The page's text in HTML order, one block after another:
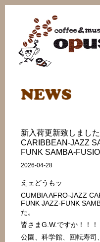
新入荷更新致しまし
CARIBBEAN-JAZZ
FUNK SAMBA-
2026-04-28
えェどうもッ
CUMBIA AFRO-JAZZ
FUNK JAZZ-FUNK
た。
皆さまG.W.ですか！！！
公園、科学館、回転寿司